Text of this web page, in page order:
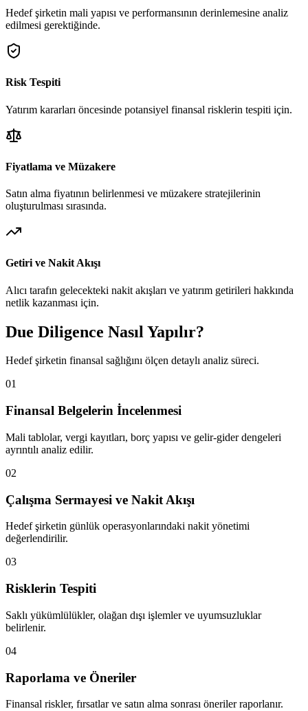
Hedef şirketin mali yapısı ve performansının derinlemesine analiz
edilmesi gerektiğinde.
Risk Tespiti
Yatırım kararları öncesinde potansiyel finansal risklerin tespiti için.
Fiyatlama ve Müzakere
Satın alma fiyatının belirlenmesi ve müzakere stratejilerinin
oluşturulması sırasında.
Getiri ve Nakit Akışı
Alıcı tarafın gelecekteki nakit akışları ve yatırım getirileri hakkında
netlik kazanması için.
Due Diligence Nasıl Yapılır?
Hedef şirketin finansal sağlığını ölçen detaylı analiz süreci.
01
Finansal Belgelerin İncelenmesi
Mali tablolar, vergi kayıtları, borç yapısı ve gelir-gider dengeleri
ayrıntılı analiz edilir.
02
Çalışma Sermayesi ve Nakit Akışı
Hedef şirketin günlük operasyonlarındaki nakit yönetimi
değerlendirilir.
03
Risklerin Tespiti
Saklı yükümlülükler, olağan dışı işlemler ve uyumsuzluklar
belirlenir.
04
Raporlama ve Öneriler
Finansal riskler, fırsatlar ve satın alma sonrası öneriler raporlanır.